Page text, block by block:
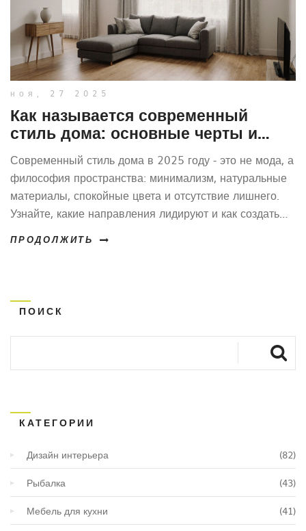
ноя, 27 2025
Как называется современный
стиль дома: основные черты и
популярные направления 2025
года
Современный стиль дома в 2025 году - это не мода, а
философия пространства: минимализм, натуральные
материалы, спокойные цвета и отсутствие лишнего.
Узнайте, какие направления лидируют и как создать
ПРОДОЛЖИТЬ
ПОИСК
КАТЕГОРИИ
Дизайн интерьера (82)
Рыбалка (43)
Мебель для кухни (41)